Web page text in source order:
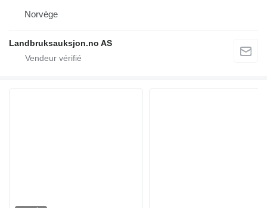
Norvège
Landbruksauksjon.no AS